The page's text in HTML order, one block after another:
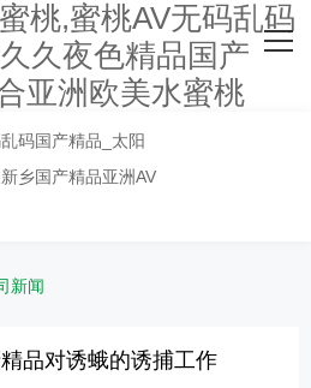
桃,蜜桃AV无码乱码
久夜色精品国产
亚洲欧美水蜜桃
新闻
品对诱蛾的诱捕工作